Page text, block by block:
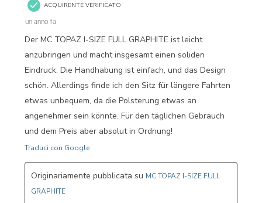
ACQUIRENTE VERIFICATO
un anno fa
Der MC TOPAZ I-SIZE FULL GRAPHITE ist leicht
anzubringen und macht insgesamt einen soliden
Eindruck. Die Handhabung ist einfach, und das Design
schön. Allerdings finde ich den Sitz für längere Fahrten
etwas unbequem, da die Polsterung etwas an
angenehmer sein könnte. Für den täglichen Gebrauch
und dem Preis aber absolut in Ordnung!
Traduci con Google
Originariamente pubblicata su MC TOPAZ I-SIZE FULL
GRAPHITE